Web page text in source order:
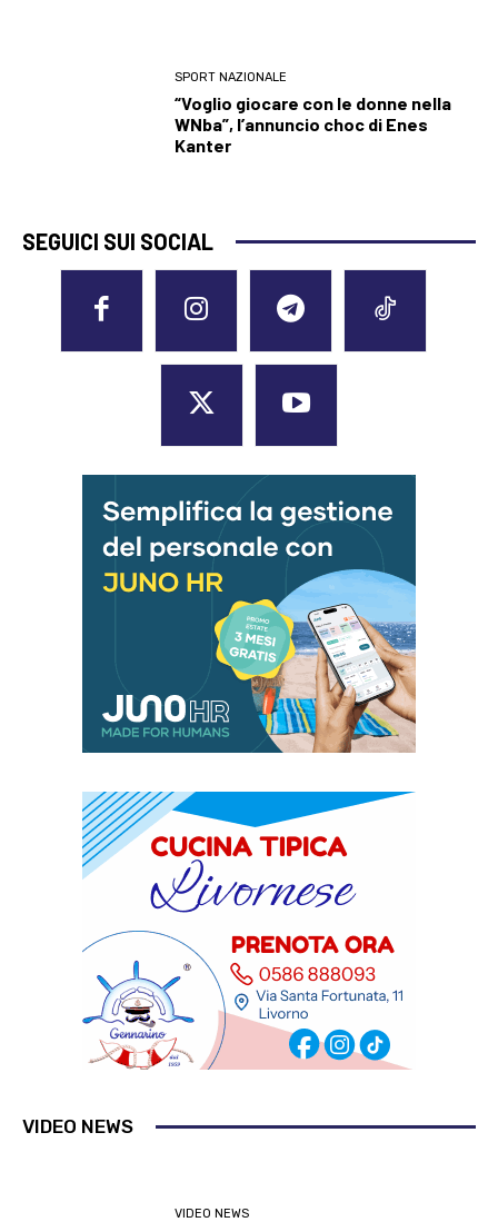
SPORT NAZIONALE
“Voglio giocare con le donne nella
WNba”, l’annuncio choc di Enes
Kanter
SEGUICI SUI SOCIAL
VIDEO NEWS
VIDEO NEWS